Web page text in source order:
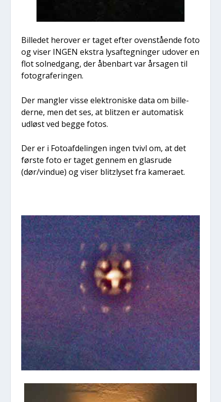
Bil­le­det her­over er taget efter oven­stå­en­de foto
og viser INGEN ekstra lys­af­teg­nin­ger udover en
flot sol­ned­gang, der åben­bart var årsa­gen til
foto­gra­fe­rin­gen.
Der mang­ler vis­se elek­tro­ni­ske data om bil­le­
der­ne, men det ses, at blitzen er auto­ma­tisk
udløst ved beg­ge fotos.
Der er i Foto­af­de­lin­gen ingen tvivl om, at det
før­ste foto er taget gen­nem en glas­ru­de
(dør/vindue) og viser blitzly­set fra kame­ra­et.